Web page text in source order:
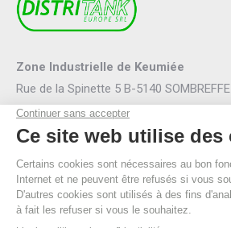
Zone Industrielle de Keumiée
Rue de la Spinette 5 B-5140 SOMBREFFE
Mail :info@distritank.be
Tel.: 071/88 81 46
Fax : 071/88 94 53
R.P.M. Namur
TVA BE 0474.635.054